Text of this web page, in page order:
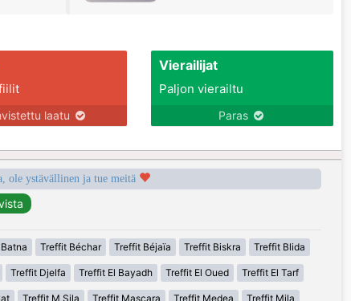
laatu
Vierailijat
Paljon vierailtu
Paras
ole ystävällinen ja tue meitä
Treffit Béchar Treffit Béjaïa Treffit Biskra Treffit Blida
Treffit Djelfa Treffit El Bayadh Treffit El Oued Treffit El Tarf
Treffit M Sila Treffit Mascara Treffit Medea Treffit Mila